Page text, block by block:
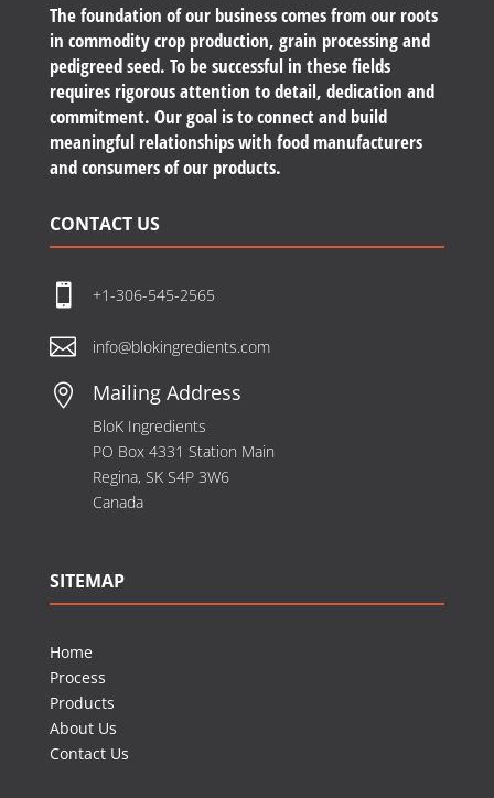
The foundation of our business comes from our roots
in commodity crop production, grain processing and
pedigreed seed. To be successful in these fields
requires rigorous attention to detail, dedication and
commitment. Our goal is to connect and build
meaningful relationships with food manufacturers
and consumers of our products.
CONTACT US
 +1-306-545-2565
 info@blokingredients.com
 Mailing Address
BloK Ingredients
PO Box 4331 Station Main
Regina, SK S4P 3W6
Canada
SITEMAP
Home
Process
Products
About Us
Contact Us